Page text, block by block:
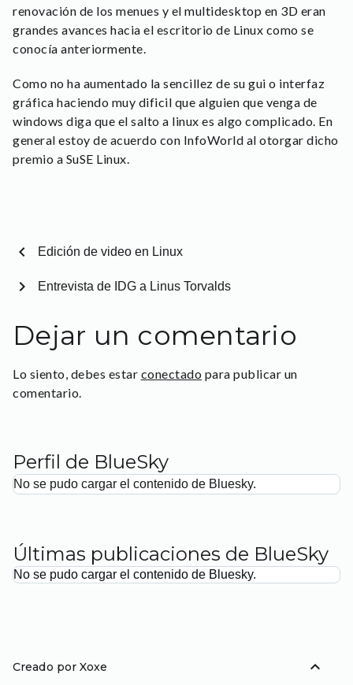
renovación de los menues y el multidesktop en 3D eran
grandes avances hacia el escritorio de Linux como se
conocía anteriormente.
Como no ha aumentado la sencillez de su gui o interfaz
gráfica haciendo muy dificil que alguien que venga de
windows diga que el salto a linux es algo complicado. En
general estoy de acuerdo con InfoWorld al otorgar dicho
premio a SuSE Linux.
chevron_left Edición de video en Linux
Entrevista de IDG a Linus Torvalds
chevron_right
Dejar un comentario
Lo siento, debes estar conectado para publicar un
comentario.
Perfil de BlueSky
No se pudo cargar el contenido de Bluesky.
Últimas publicaciones de BlueSky
No se pudo cargar el contenido de Bluesky.
Creado por Xoxe expand_less